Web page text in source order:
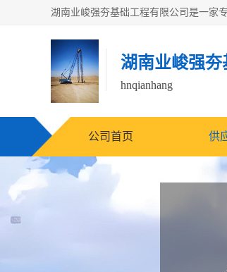
湖南业峻强夯
hnqianhang
公司首页 供